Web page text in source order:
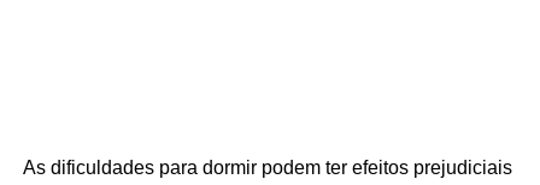
As dificuldades para dormir podem ter efeitos prejudiciais